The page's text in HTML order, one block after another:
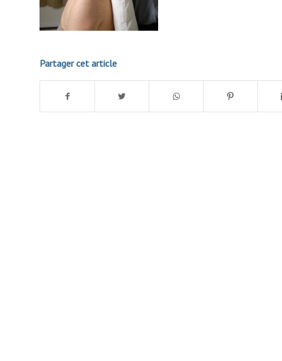
Partager cet article